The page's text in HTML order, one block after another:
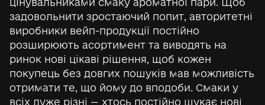
задовольнити зростаючий попит, авторитетні
виробники вейп-продукції постійно
розширюють асортимент та виводять на
ринок нові цікаві рішення, щоб кожен
покупець без довгих пошуків мав можливість
отримати те, що йому до вподоби. Смаки у
всіх дуже різні — хтось постійно шукає нові